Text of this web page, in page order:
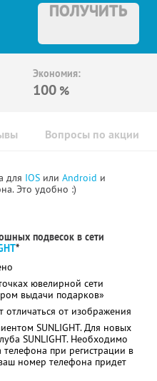
ПОЛУЧИТЬ
Экономия:
100 %
Вопросы по акции
для IOS или Android и
Это удобно :)
подвесок в сети
*
ювелирной сети
выдачи подарков»
от изображения
SUNLIGHT. Для новых
SUNLIGHT. Необходимо
при регистрации в
номер телефона придет